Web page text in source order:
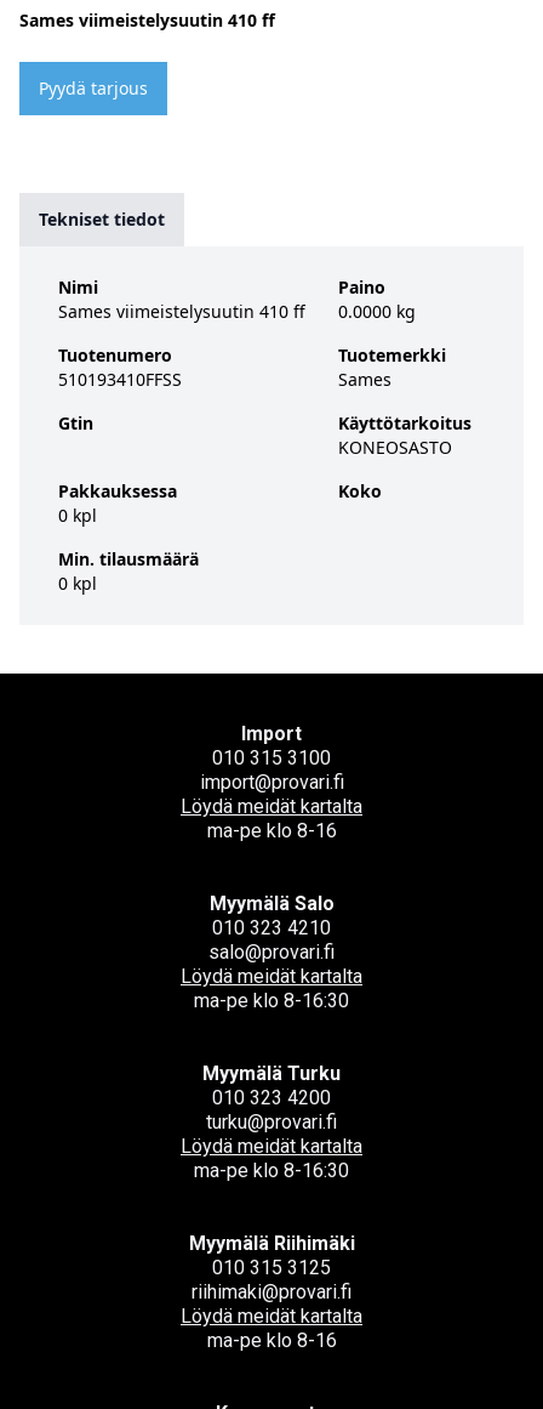
Sames viimeistelysuutin 410 ff
Pyydä tarjous
Tekniset tiedot
Nimi
Sames viimeistelysuutin 410 ff
Tuotenumero
510193410FFSS
Gtin
Pakkauksessa
0 kpl
Min. tilausmäärä
0 kpl
Paino
0.0000 kg
Tuotemerkki
Sames
Käyttötarkoitus
KONEOSASTO
Koko
Import
010 315 3100
import@provari.fi
Löydä meidät kartalta
ma-pe klo 8-16
Myymälä Salo
010 323 4210
salo@provari.fi
Löydä meidät kartalta
ma-pe klo 8-16:30
Myymälä Turku
010 323 4200
turku@provari.fi
Löydä meidät kartalta
ma-pe klo 8-16:30
Myymälä Riihimäki
010 315 3125
riihimaki@provari.fi
Löydä meidät kartalta
ma-pe klo 8-16